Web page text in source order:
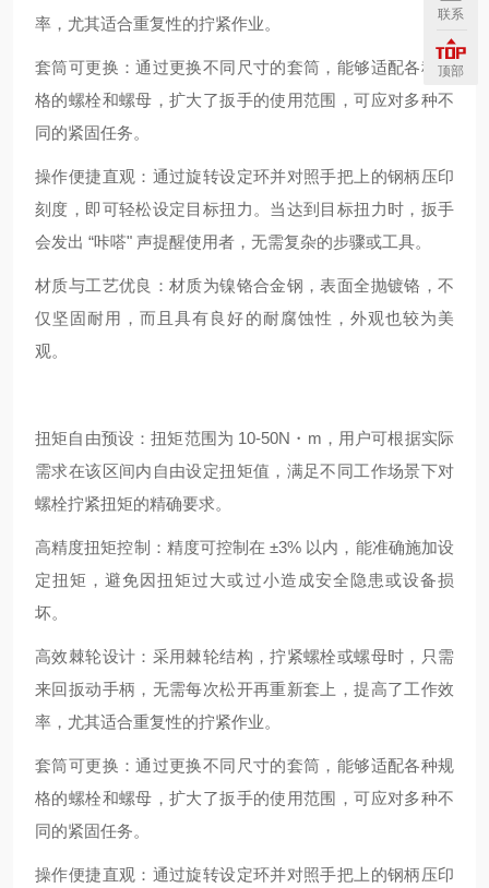
率，尤其适合重复性的拧紧作业。
套筒可更换：通过更换不同尺寸的套筒，能够适配各种规
格的螺栓和螺母，扩大了扳手的使用范围，可应对多种不
同的紧固任务。
操作便捷直观：通过旋转设定环并对照手把上的钢柄压印
刻度，即可轻松设定目标扭力。当达到目标扭力时，扳手
会发出 “咔嗒" 声提醒使用者，无需复杂的步骤或工具。
材质与工艺优良：材质为镍铬合金钢，表面全抛镀铬，不
仅坚固耐用，而且具有良好的耐腐蚀性，外观也较为美
观。
扭矩自由预设：扭矩范围为 10-50N・m，用户可根据实际
需求在该区间内自由设定扭矩值，满足不同工作场景下对
螺栓拧紧扭矩的精确要求。
高精度扭矩控制：精度可控制在 ±3% 以内，能准确施加设
定扭矩，避免因扭矩过大或过小造成安全隐患或设备损
坏。
高效棘轮设计：采用棘轮结构，拧紧螺栓或螺母时，只需
来回扳动手柄，无需每次松开再重新套上，提高了工作效
率，尤其适合重复性的拧紧作业。
套筒可更换：通过更换不同尺寸的套筒，能够适配各种规
格的螺栓和螺母，扩大了扳手的使用范围，可应对多种不
同的紧固任务。
操作便捷直观：通过旋转设定环并对照手把上的钢柄压印
联系
顶部